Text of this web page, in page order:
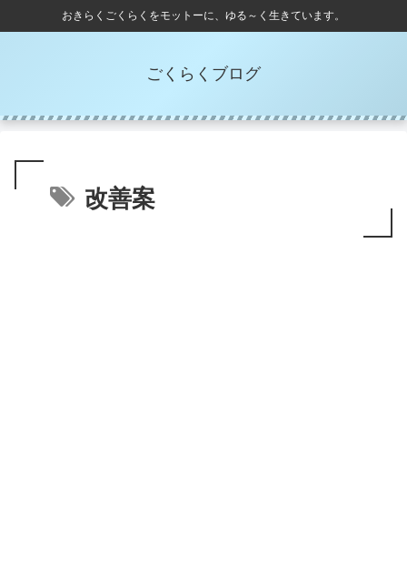
おきらくごくらくをモットーに、ゆる～く生きています。
ごくらくブログ
改善案